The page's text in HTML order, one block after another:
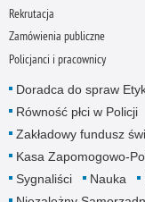
Rekrutacja
Zamówienia publiczne
Policjanci i pracownicy
Doradca do spraw
Równość płci w Policji
Zakładowy fundusz
Kasa Zapomogowo-
Sygnaliści
Nauka